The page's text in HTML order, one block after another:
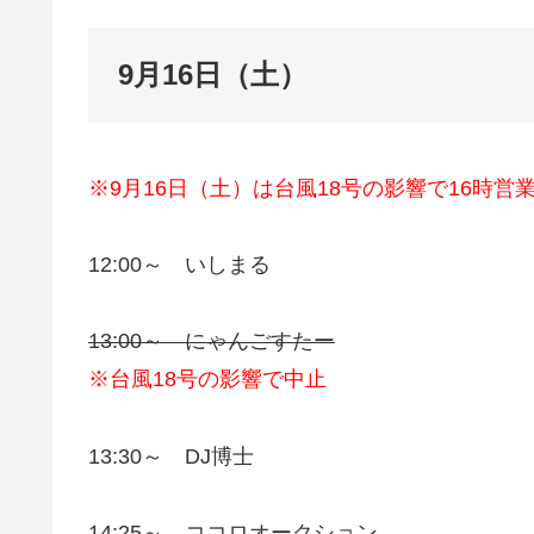
9月16日（土）
※9月16日（土）は台風18号の影響で16時営
12:00～ いしまる
13:00～ にゃんごすたー
※台風18号の影響で中止
13:30～ DJ博士